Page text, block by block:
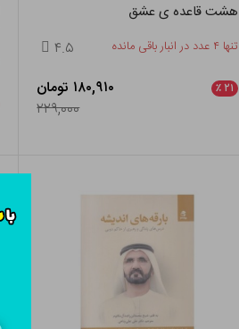
هشت قاعده ی عشق
تنها ۴ عدد در انبار باقی مانده ۴.۵
۲۱ ٪
۱۸۰,۹۱۰ تومان
۲۲۹,۰۰۰